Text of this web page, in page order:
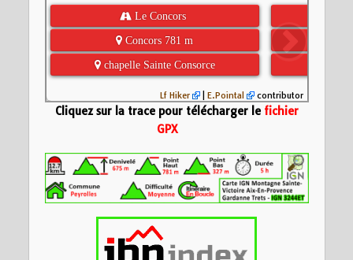
 Le Concors
 Concors 781 m
 chapelle Sainte Consorce
600
Nom:Le Concors
l'ancien Canal du
Distance:
Altitude minimum:
Lf Hiker | E.Pointal contributor
Cliquez sur la trace pour télécharger le fichier
GPX